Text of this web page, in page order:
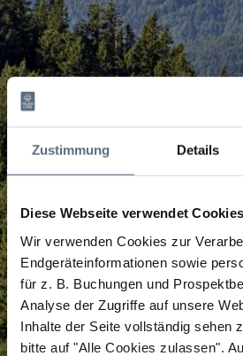
Zustimmung Details
Diese Webseite verwendet Cookies
Wir verwenden Cookies zur
Endgeräteinformationen sowie
für z. B. Buchungen und
Analyse der Zugriffe auf unsere
Inhalte der Seite vollständig sehen
bitte auf "Alle Cookies zulassen".